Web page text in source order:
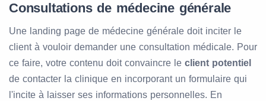
Consultations de médecine générale
Une landing page de médecine générale doit inciter le
client à vouloir demander une consultation médicale. Pour
ce faire, votre contenu doit convaincre le client potentiel
de contacter la clinique en incorporant un formulaire qui
l'incite à laisser ses informations personnelles. En